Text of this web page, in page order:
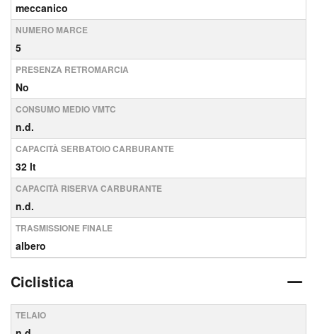
meccanico
NUMERO MARCE
5
PRESENZA RETROMARCIA
No
CONSUMO MEDIO VMTC
n.d.
CAPACITÀ SERBATOIO CARBURANTE
32 lt
CAPACITÀ RISERVA CARBURANTE
n.d.
TRASMISSIONE FINALE
albero
Ciclistica
TELAIO